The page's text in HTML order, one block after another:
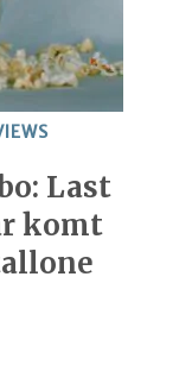
Last
komt